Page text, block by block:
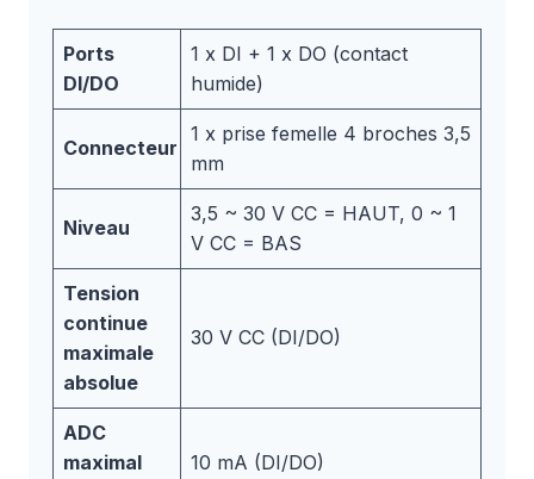
Ports
DI/DO
1 x DI + 1 x DO (contact
humide)
Connecteur
1 x prise femelle 4 broches 3,5
mm
Niveau
3,5 ~ 30 V CC = HAUT, 0 ~ 1
V CC = BAS
Tension
continue
maximale
absolue
30 V CC (DI/DO)
ADC
maximal
10 mA (DI/DO)